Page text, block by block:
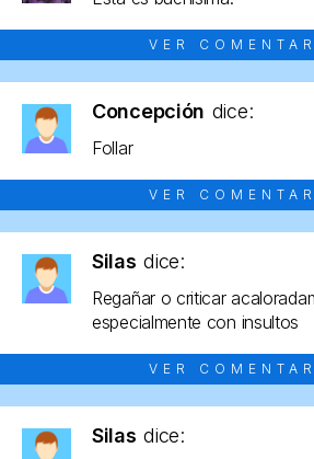
VER
Concepción dice:
Follar
VER
Silas dice:
Regañar o criticar
especialmente con insultos
VER
Silas dice: